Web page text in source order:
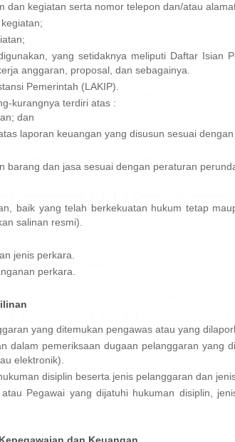
dan kegiatan serta nomor telepon dan/atau
yang setidaknya meliputi Daftar Isian
anggaran, proposal, dan sebagainya.
Pemerintah (LAKIP).
kurangnya terdiri atas :
dan
laporan keuangan yang disusun sesuai
barang dan jasa sesuai dengan peraturan
baik yang telah berkekuatan hukum tetap
salinan resmi).
jenis perkara.
perkara.
yang ditemukan pengawas atau yang
dalam pemeriksaan dugaan pelanggaran yang
elektronik).
disiplin beserta jenis pelanggaran dan
Pegawai yang dijatuhi hukuman disiplin,